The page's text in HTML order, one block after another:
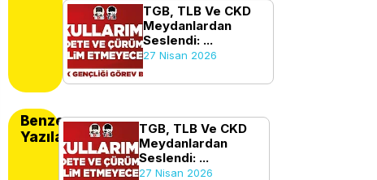
TGB, TLB Ve CKD
Meydanlardan
Seslendi: ...
27 Nisan 2026
Benzer
Yazılar
TGB, TLB Ve CKD
Meydanlardan
Seslendi: ...
27 Nisan 2026